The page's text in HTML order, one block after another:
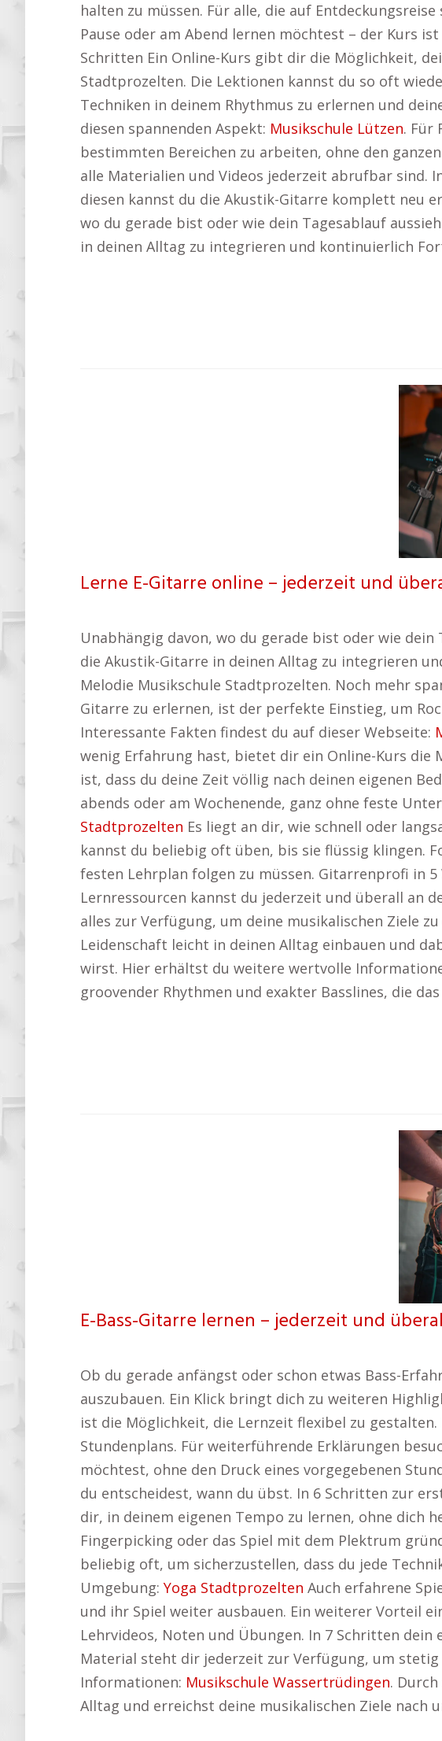
halten zu müssen. Für alle, die auf
Pause oder am Abend lernen möchtest – der Kurs
Schritten Ein Online-Kurs gibt dir die Möglichkeit,
Stadtprozelten. Die Lektionen kannst du so oft
Techniken in deinem Rhythmus zu erlernen und
diesen spannenden Aspekt: Musikschule Lützen. Für
bestimmten Bereichen zu arbeiten, ohne den
alle Materialien und Videos jederzeit abrufbar sind.
diesen kannst du die Akustik-Gitarre komplett neu
wo du gerade bist oder wie dein Tagesablauf
in deinen Alltag zu integrieren und kontinuierlich
Lerne E-Gitarre online – jederzeit und
Unabhängig davon, wo du gerade bist oder wie
die Akustik-Gitarre in deinen Alltag zu integrieren
Melodie Musikschule Stadtprozelten. Noch mehr
Gitarre zu erlernen, ist der perfekte Einstieg, um
Interessante Fakten findest du auf dieser Webseite:
wenig Erfahrung hast, bietet dir ein Online-Kurs
ist, dass du deine Zeit völlig nach deinen eigenen
abends oder am Wochenende, ganz ohne feste
Stadtprozelten Es liegt an dir, wie schnell oder
kannst du beliebig oft üben, bis sie flüssig klingen.
festen Lehrplan folgen zu müssen. Gitarrenprofi in
Lernressourcen kannst du jederzeit und überall an
alles zur Verfügung, um deine musikalischen Ziele
Leidenschaft leicht in deinen Alltag einbauen und
wirst. Hier erhältst du weitere wertvolle
groovender Rhythmen und exakter Basslines, die
E-Bass-Gitarre lernen – jederzeit und
Ob du gerade anfängst oder schon etwas Bass-
auszubauen. Ein Klick bringt dich zu weiteren
ist die Möglichkeit, die Lernzeit flexibel zu
Stundenplans. Für weiterführende Erklärungen
möchtest, ohne den Druck eines vorgegebenen
du entscheidest, wann du übst. In 6 Schritten zur
dir, in deinem eigenen Tempo zu lernen, ohne dich
Fingerpicking oder das Spiel mit dem Plektrum
beliebig oft, um sicherzustellen, dass du jede
Umgebung: Yoga Stadtprozelten Auch erfahrene
und ihr Spiel weiter ausbauen. Ein weiterer Vorteil
Lehrvideos, Noten und Übungen. In 7 Schritten
Material steht dir jederzeit zur Verfügung, um
Informationen: Musikschule Wassertrüdingen.
Alltag und erreichst deine musikalischen Ziele nach